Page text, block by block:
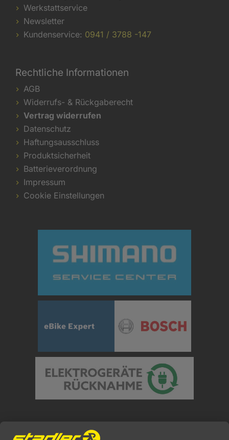
Werkstattservice
Newsletter
Kundenservice: 0941 / 3788 -147
Rechtliche Informationen
AGB
Widerrufs- & Rückgaberecht
Vertrag widerrufen
Datenschutz
Haftungsausschluss
Produktsicherheit
Batterieverordnung
Impressum
Cookie Einstellungen